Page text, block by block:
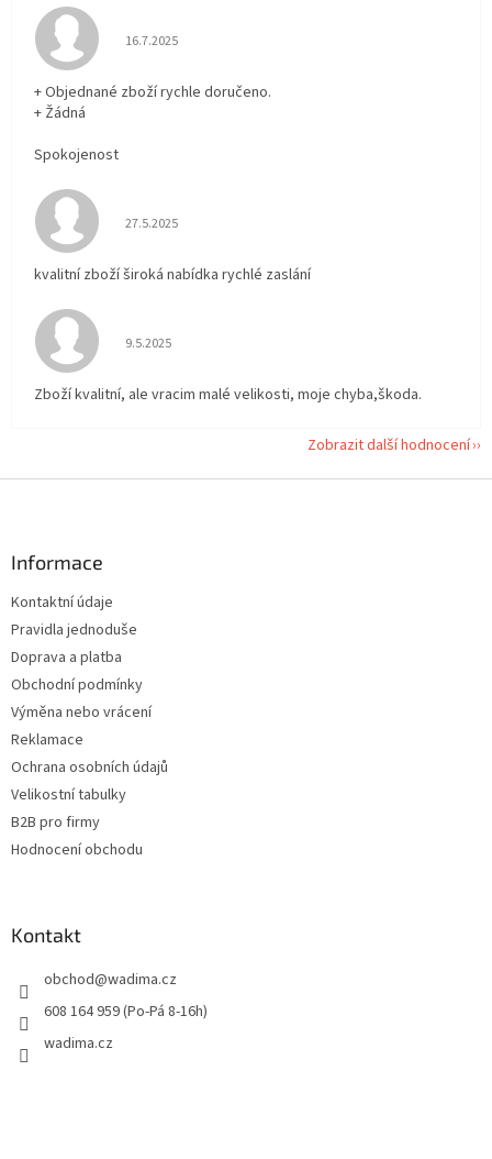
Hodnocení obchodu je 5 z 5 hvězdiček.
16.7.2025
+ Objednané zboží rychle doručeno.
+ Žádná
Spokojenost
Hodnocení obchodu je 5 z 5 hvězdiček.
27.5.2025
kvalitní zboží široká nabídka rychlé zaslání
Hodnocení obchodu je 5 z 5 hvězdiček.
9.5.2025
Zboží kvalitní, ale vracim malé velikosti, moje chyba,škoda.
Zobrazit další hodnocení
Informace
Kontaktní údaje
Pravidla jednoduše
Doprava a platba
Obchodní podmínky
Výměna nebo vrácení
Reklamace
Ochrana osobních údajů
Velikostní tabulky
B2B pro firmy
Hodnocení obchodu
Kontakt
obchod@wadima.cz
608 164 959 (Po-Pá 8-16h)
wadima.cz